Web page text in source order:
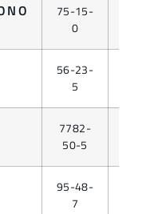
75-15-
0
56-23-
5
7782-
50-5
95-48-
7